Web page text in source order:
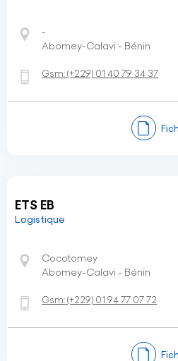
-
Abomey-Calavi - Bénin
Gsm:(+229) 01 40 79 34 37
ETS EB
Logistique
Cocotomey
Abomey-Calavi - Bénin
Gsm:(+229) 01 94 77 07 72